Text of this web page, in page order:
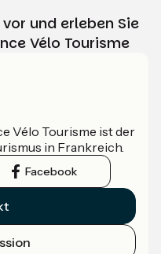
vor und erleben Sie
Vélo Tourisme
Vélo Tourisme ist der
in Frankreich.
Facebook